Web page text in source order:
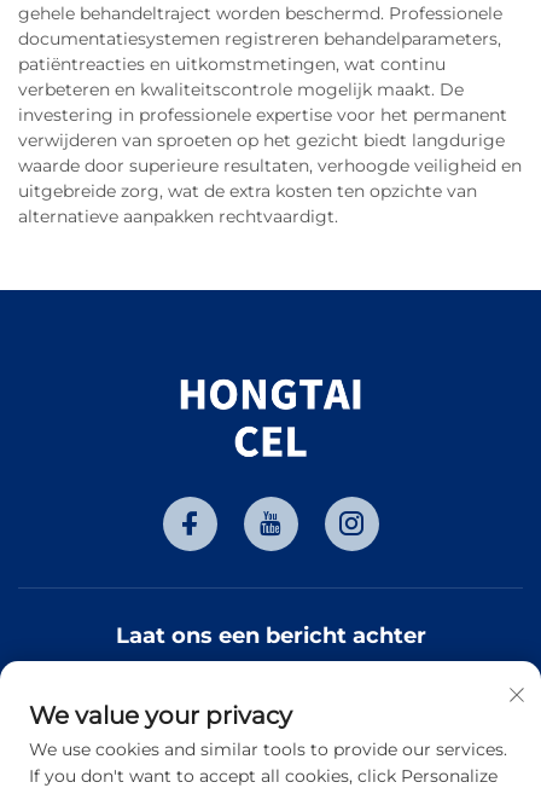
gehele behandeltraject worden beschermd. Professionele
documentatiesystemen registreren behandelparameters,
patiëntreacties en uitkomstmetingen, wat continu
verbeteren en kwaliteitscontrole mogelijk maakt. De
investering in professionele expertise voor het permanent
verwijderen van sproeten op het gezicht biedt langdurige
waarde door superieure resultaten, verhoogde veiligheid en
uitgebreide zorg, wat de extra kosten ten opzichte van
alternatieve aanpakken rechtvaardigt.
Laat ons een bericht achter
Abonneren
We value your privacy
We use cookies and similar tools to provide our services.
If you don't want to accept all cookies, click Personalize